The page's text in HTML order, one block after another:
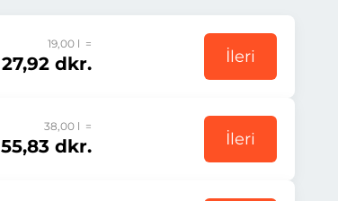
19,00 l =
27,92 dkr. İleri
38,00 l =
55,83 dkr. İleri